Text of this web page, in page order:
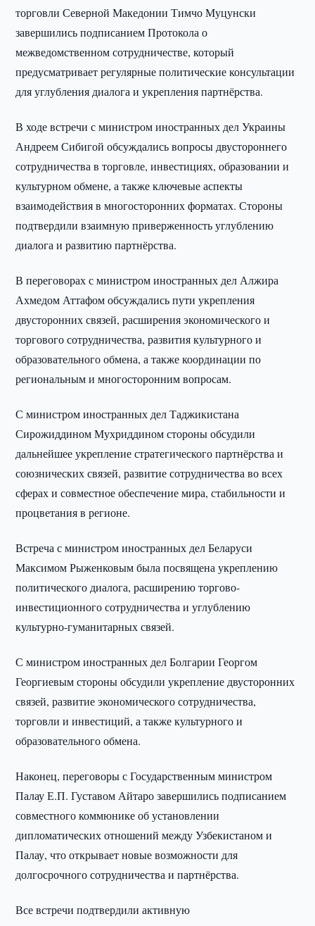
торговли Северной Македонии Тимчо Муцунски
завершились подписанием Протокола о
межведомственном сотрудничестве, который
предусматривает регулярные политические консультации
для углубления диалога и укрепления партнёрства.
В ходе встречи с министром иностранных дел Украины
Андреем Сибигой обсуждались вопросы двустороннего
сотрудничества в торговле, инвестициях, образовании и
культурном обмене, а также ключевые аспекты
взаимодействия в многосторонних форматах. Стороны
подтвердили взаимную приверженность углублению
диалога и развитию партнёрства.
В переговорах с министром иностранных дел Алжира
Ахмедом Аттафом обсуждались пути укрепления
двусторонних связей, расширения экономического и
торгового сотрудничества, развития культурного и
образовательного обмена, а также координации по
региональным и многосторонним вопросам.
С министром иностранных дел Таджикистана
Сирожиддином Мухриддином стороны обсудили
дальнейшее укрепление стратегического партнёрства и
союзнических связей, развитие сотрудничества во всех
сферах и совместное обеспечение мира, стабильности и
процветания в регионе.
Встреча с министром иностранных дел Беларуси
Максимом Рыженковым была посвящена укреплению
политического диалога, расширению торгово-
инвестиционного сотрудничества и углублению
культурно-гуманитарных связей.
С министром иностранных дел Болгарии Георгом
Георгиевым стороны обсудили укрепление двусторонних
связей, развитие экономического сотрудничества,
торговли и инвестиций, а также культурного и
образовательного обмена.
Наконец, переговоры с Государственным министром
Палау Е.П. Густавом Айтаро завершились подписанием
совместного коммюнике об установлении
дипломатических отношений между Узбекистаном и
Палау, что открывает новые возможности для
долгосрочного сотрудничества и партнёрства.
Все встречи подтвердили активную